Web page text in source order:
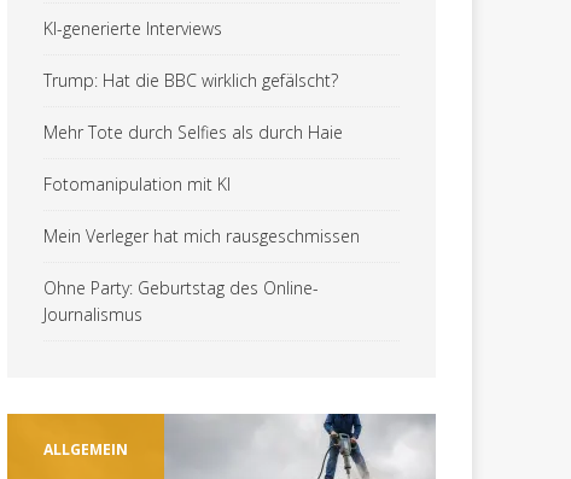
KI-generierte Interviews
Trump: Hat die BBC wirklich gefälscht?
Mehr Tote durch Selfies als durch Haie
Fotomanipulation mit KI
Mein Verleger hat mich rausgeschmissen
Ohne Party: Geburtstag des Online-
Journalismus
ALLGEMEIN